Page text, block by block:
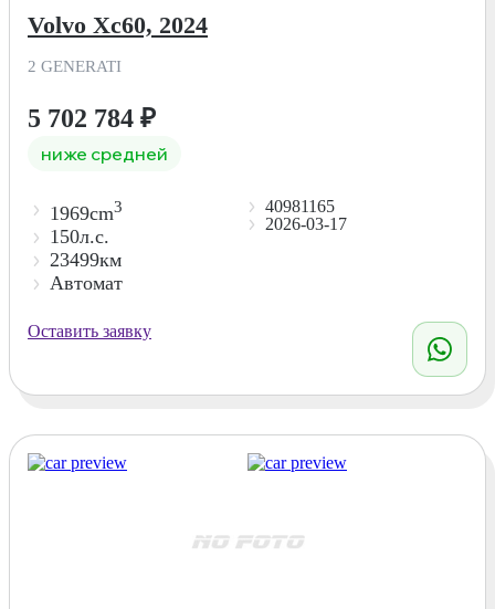
Volvo Xc60, 2024
2 GENERATI
5 702 784 ₽
ниже средней
1969cm3
150л.с.
23499км
Автомат
40981165
2026-03-17
Оставить заявку